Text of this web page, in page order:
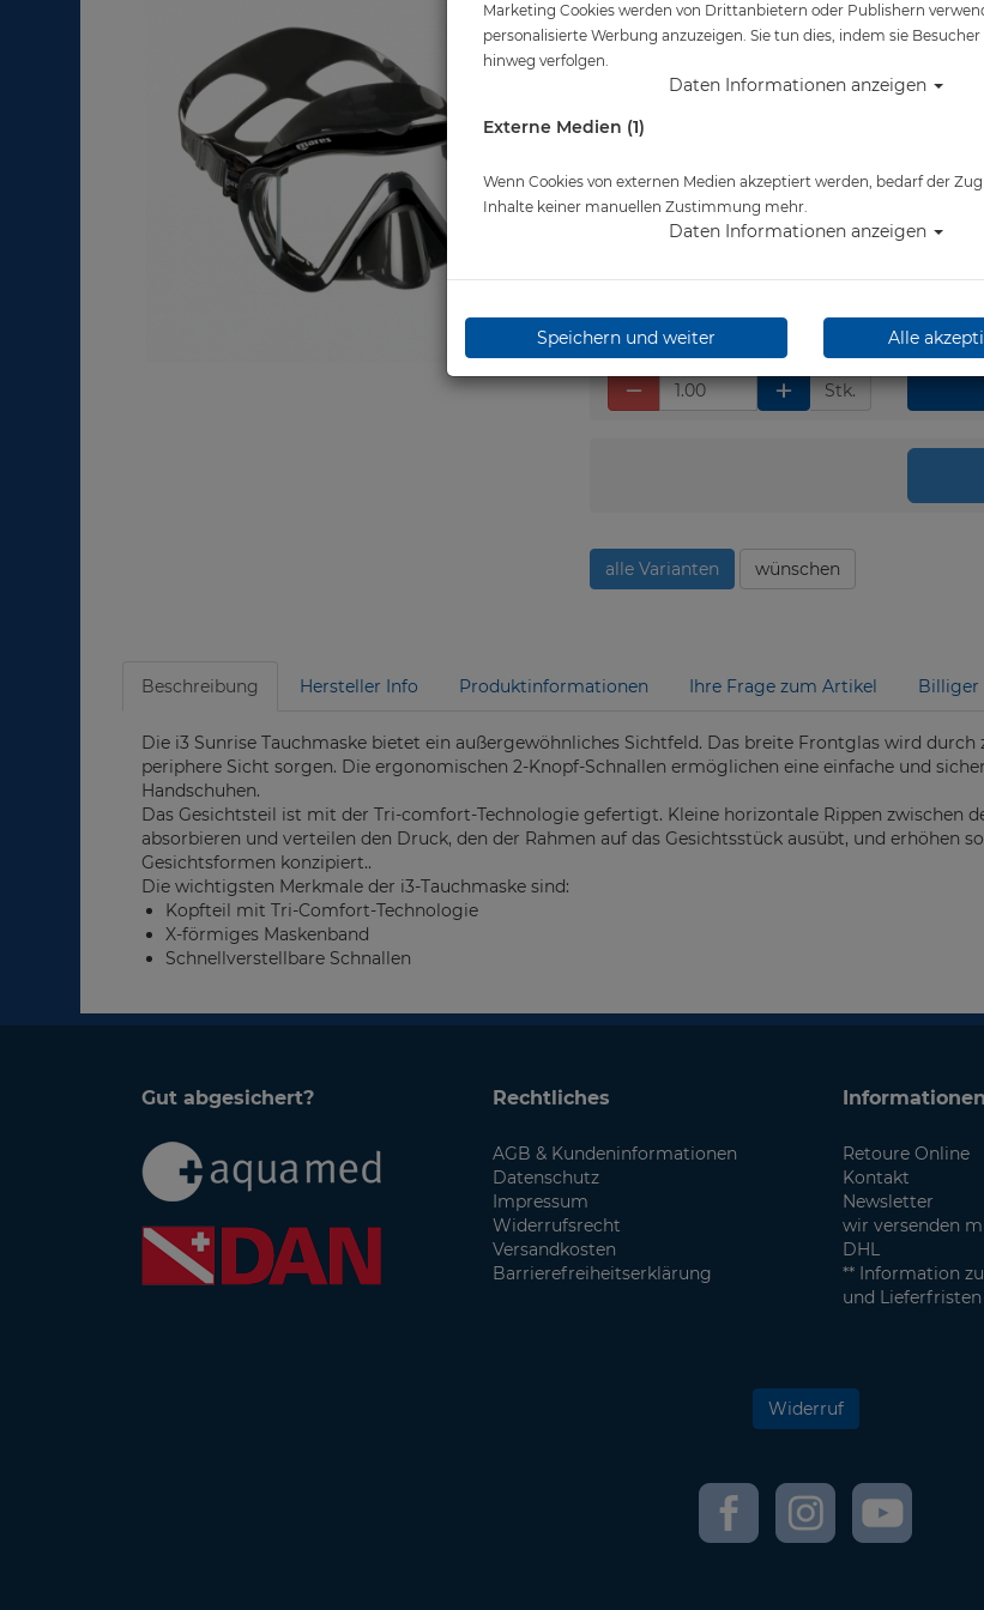
Artikelnr.: mar-411042BBKBK
Herstellerpreis: 74,95 €
54,90 €*
Stk.
alle Varianten wünschen
Beschreibung Hersteller Info Produktinformationen Ihre Frage zum Artikel Billiger
Die i3 Sunrise Tauchmaske bietet ein außergewöhnliches Sichtfeld. Das breite Frontglas wird
periphere Sicht sorgen. Die ergonomischen 2-Knopf-Schnallen ermöglichen eine einfache und
Handschuhen.
Das Gesichtsteil ist mit der Tri-comfort-Technologie gefertigt. Kleine horizontale Rippen zwischen
absorbieren und verteilen den Druck, den der Rahmen auf das Gesichtsstück ausübt, und erhöhen
Gesichtsformen konzipiert..
Die wichtigsten Merkmale der i3-Tauchmaske sind:
Kopfteil mit Tri-Comfort-Technologie
X-förmiges Maskenband
Schnellverstellbare Schnallen
Gut abgesichert? Rechtliches
AGB & Kundeninformationen
Datenschutz
Impressum
Widerrufsrecht
Versandkosten
Barrierefreiheitserklärung
Informationen
Retoure Online
Kontakt
Newsletter
wir versenden
DHL
** Information
und Lieferfristen
Widerruf
Marketing Cookies werden von Drittanbietern oder Publishern
personalisierte Werbung anzuzeigen. Sie tun dies, indem sie
hinweg verfolgen.
Daten Informationen anzeigen
Externe Medien (1)
Wenn Cookies von externen Medien akzeptiert werden, bedarf der
Inhalte keiner manuellen Zustimmung mehr.
Daten Informationen anzeigen
Speichern und weiter Alle